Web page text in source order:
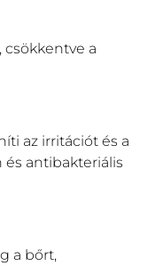
a
az irritációt és a
és antibakteriális
a bőrt,